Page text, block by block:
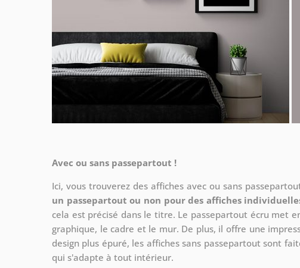
Avec ou sans passepartout !
Ici, vous trouverez des affiches avec ou sans
un passepartout ou non pour des affiches
cela est précisé dans le titre. Le passepartout écru met
graphique, le cadre et le mur. De plus, il offre une
design plus épuré, les affiches sans passepartout sont
qui s'adapte à tout intérieur.